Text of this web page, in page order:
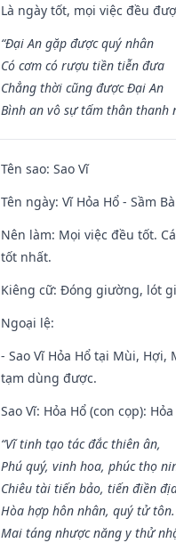
Là ngày tốt, mọi việc đều
“Đại An gặp được quý nhân
Có cơm có rượu tiền tiễn đưa
Chẳng thời cũng được Đại An
Bình an vô sự tấm thân thanh
Tên sao: Sao Vĩ
Tên ngày: Vĩ Hỏa Hổ - Sầm
Nên làm: Mọi việc đều tốt.
tốt nhất.
Kiêng cữ: Đóng giường, lót
Ngoại lệ:
- Sao Vĩ Hỏa Hổ tại Mùi, Hợi,
tạm dùng được.
Sao Vĩ: Hỏa Hổ (con cọp):
“Vĩ tinh tạo tác đắc thiên ân,
Phú quý, vinh hoa, phúc thọ
Chiêu tài tiến bảo, tiến điền
Hòa hợp hôn nhân, quý tử tôn.
Mai táng nhược năng y thử